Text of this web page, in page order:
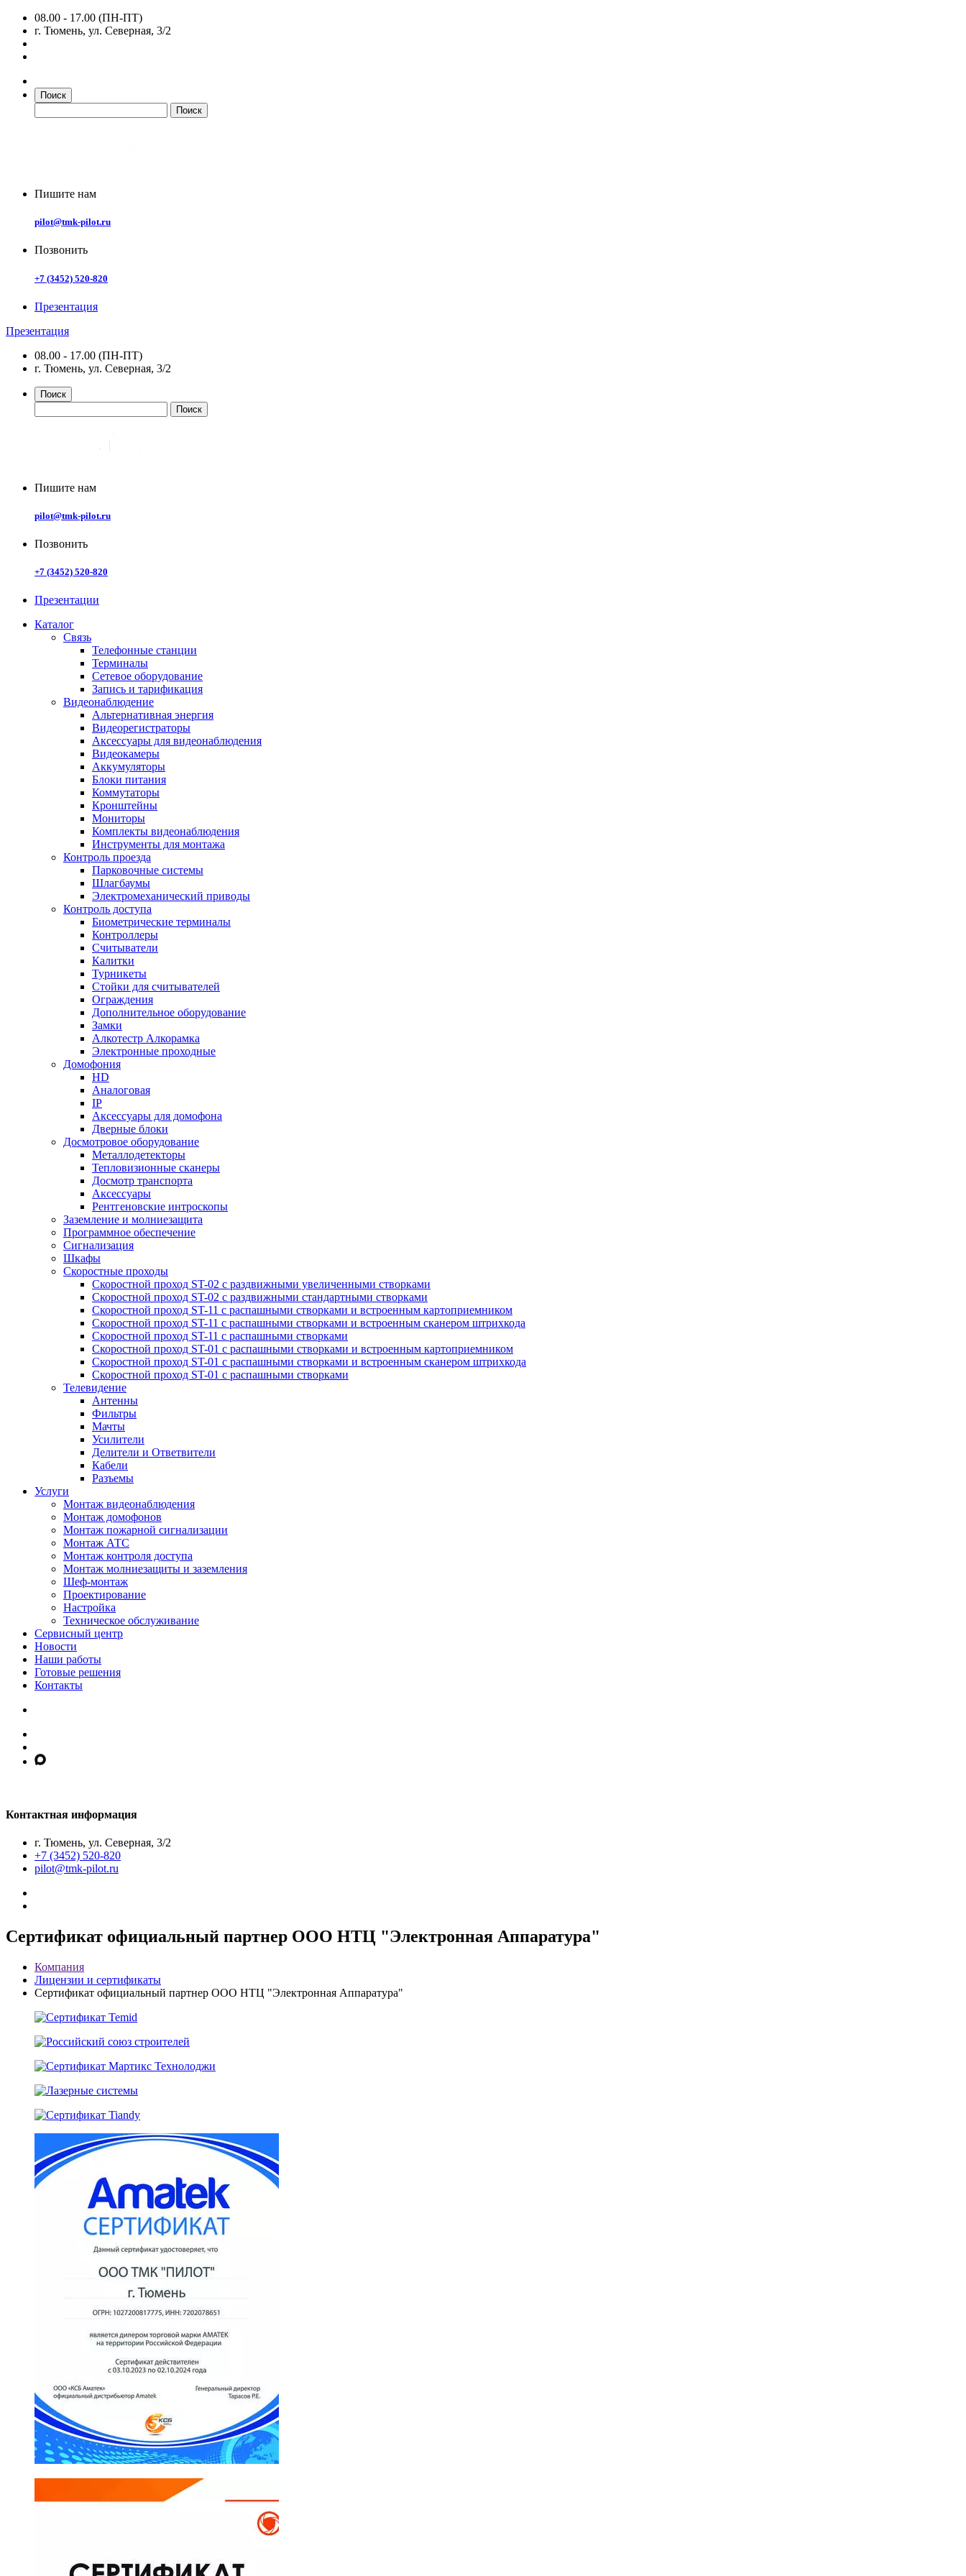
08.00 - 17.00 (ПН-ПТ)
г. Тюмень, ул. Северная, 3/2
Поиск
Пишите нам
pilot@tmk-pilot.ru
Позвонить
+7 (3452) 520-820
Презентация
Презентация
08.00 - 17.00 (ПН-ПТ)
г. Тюмень, ул. Северная, 3/2
Поиск
Пишите нам
pilot@tmk-pilot.ru
Позвонить
+7 (3452) 520-820
Презентации
Каталог
Связь
Телефонные станции
Терминалы
Сетевое оборудование
Запись и тарификация
Видеонаблюдение
Альтернативная энергия
Видеорегистраторы
Аксессуары для видеонаблюдения
Видеокамеры
Аккумуляторы
Блоки питания
Коммутаторы
Кронштейны
Мониторы
Комплекты видеонаблюдения
Инструменты для монтажа
Контроль проезда
Парковочные системы
Шлагбаумы
Электромеханический приводы
Контроль доступа
Биометрические терминалы
Контроллеры
Считыватели
Калитки
Турникеты
Стойки для считывателей
Ограждения
Дополнительное оборудование
Замки
Алкотестр Алкорамка
Электронные проходные
Домофония
HD
Аналоговая
IP
Аксессуары для домофона
Дверные блоки
Досмотровое оборудование
Металлодетекторы
Тепловизионные сканеры
Досмотр транспорта
Аксессуары
Рентгеновские интроскопы
Заземление и молниезащита
Программное обеспечение
Сигнализация
Шкафы
Скоростные проходы
Скоростной проход ST-02 с раздвижными увеличенными створками
Скоростной проход ST-02 с раздвижными стандартными створками
Скоростной проход ST-11 с распашными створками и встроенным картоприемником
Скоростной проход ST-11 с распашными створками и встроенным сканером штрихкода
Скоростной проход ST-11 с распашными створками
Скоростной проход ST-01 с распашными створками и встроенным картоприемником
Скоростной проход ST-01 с распашными створками и встроенным сканером штрихкода
Скоростной проход ST-01 с распашными створками
Телевидение
Антенны
Фильтры
Мачты
Усилители
Делители и Ответвители
Кабели
Разъемы
Услуги
Монтаж видеонаблюдения
Монтаж домофонов
Монтаж пожарной сигнализации
Монтаж АТС
Монтаж контроля доступа
Монтаж молниезащиты и заземления
Шеф-монтаж
Проектирование
Настройка
Техническое обслуживание
Сервисный центр
Новости
Наши работы
Готовые решения
Контакты
Контактная информация
г. Тюмень, ул. Северная, 3/2
+7 (3452) 520-820
pilot@tmk-pilot.ru
Сертификат официальный партнер ООО НТЦ "Электронная Аппаратура"
Компания
Лицензии и сертификаты
Сертификат официальный партнер ООО НТЦ "Электронная Аппаратура"